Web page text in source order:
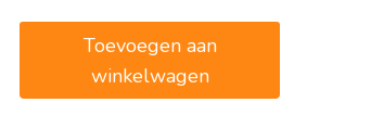
Toevoegen aan
winkelwagen